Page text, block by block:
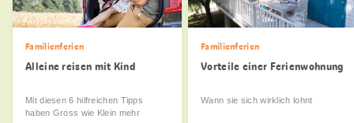
Familienferien
Alleine reisen mit Kind
Mit diesen 6 hilfreichen Tipps
haben Gross wie Klein mehr
Familienferien
Vorteile einer Ferienwohnung
Wann sie sich wirklich lohnt